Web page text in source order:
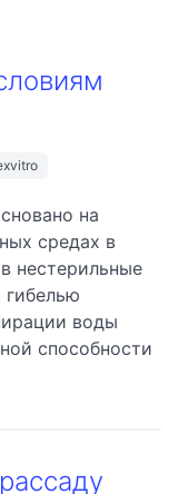
на
средах в
нестерильные
гибелью
воды
способности